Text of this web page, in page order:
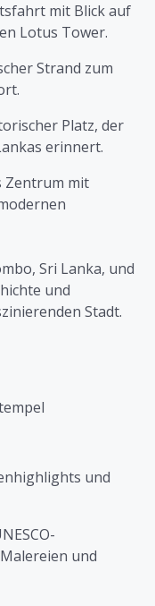
mit Blick auf
Lotus Tower.
Strand zum
Platz, der
erinnert.
Zentrum mit
Sri Lanka, und
und
Stadt.
und
und